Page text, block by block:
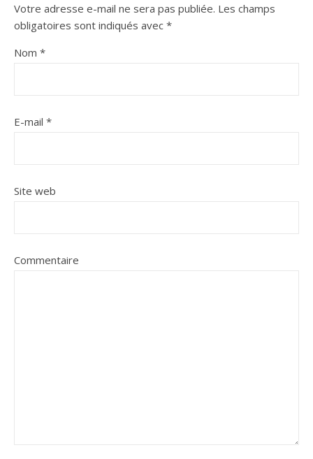
Votre adresse e-mail ne sera pas publiée. Les champs
obligatoires sont indiqués avec *
Nom *
E-mail *
Site web
Commentaire